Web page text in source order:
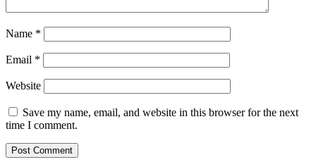
Name *
Email *
Website
Save my name, email, and website in this browser for the next
time I comment.